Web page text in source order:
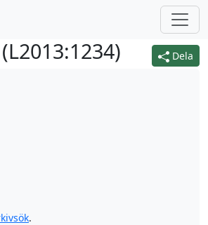
Dela
L2013:1234)
.